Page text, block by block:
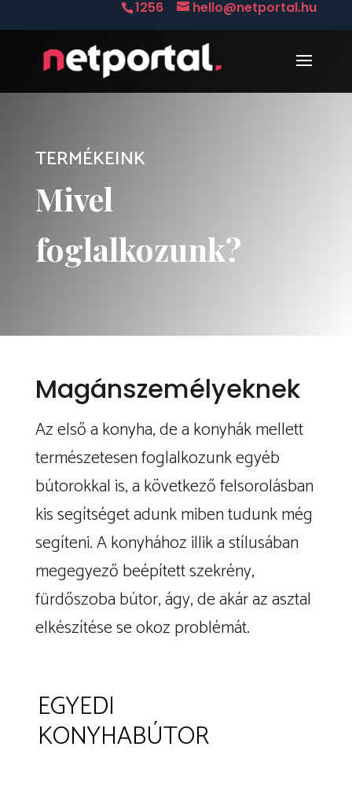
1256 hello@netportal.hu
TERMÉKEINK
Mivel
foglalkozunk?
Magánszemélyeknek
Az első a konyha, de a konyhák mellett
természetesen foglalkozunk egyéb
bútorokkal is, a következő felsorolásban
kis segítséget adunk miben tudunk még
segíteni. A konyhához illik a stílusában
megegyező beépített szekrény,
fürdőszoba bútor, ágy, de akár az asztal
elkészítése se okoz problémát.
EGYEDI
KONYHABÚTOR